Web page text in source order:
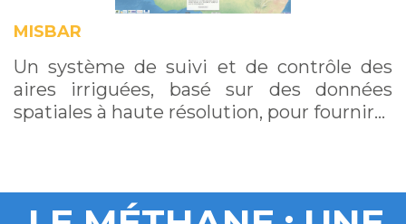
MISBAR
Un système de suivi et de contrôle des
aires irriguées, basé sur des données
spatiales à haute résolution, pour fournir…